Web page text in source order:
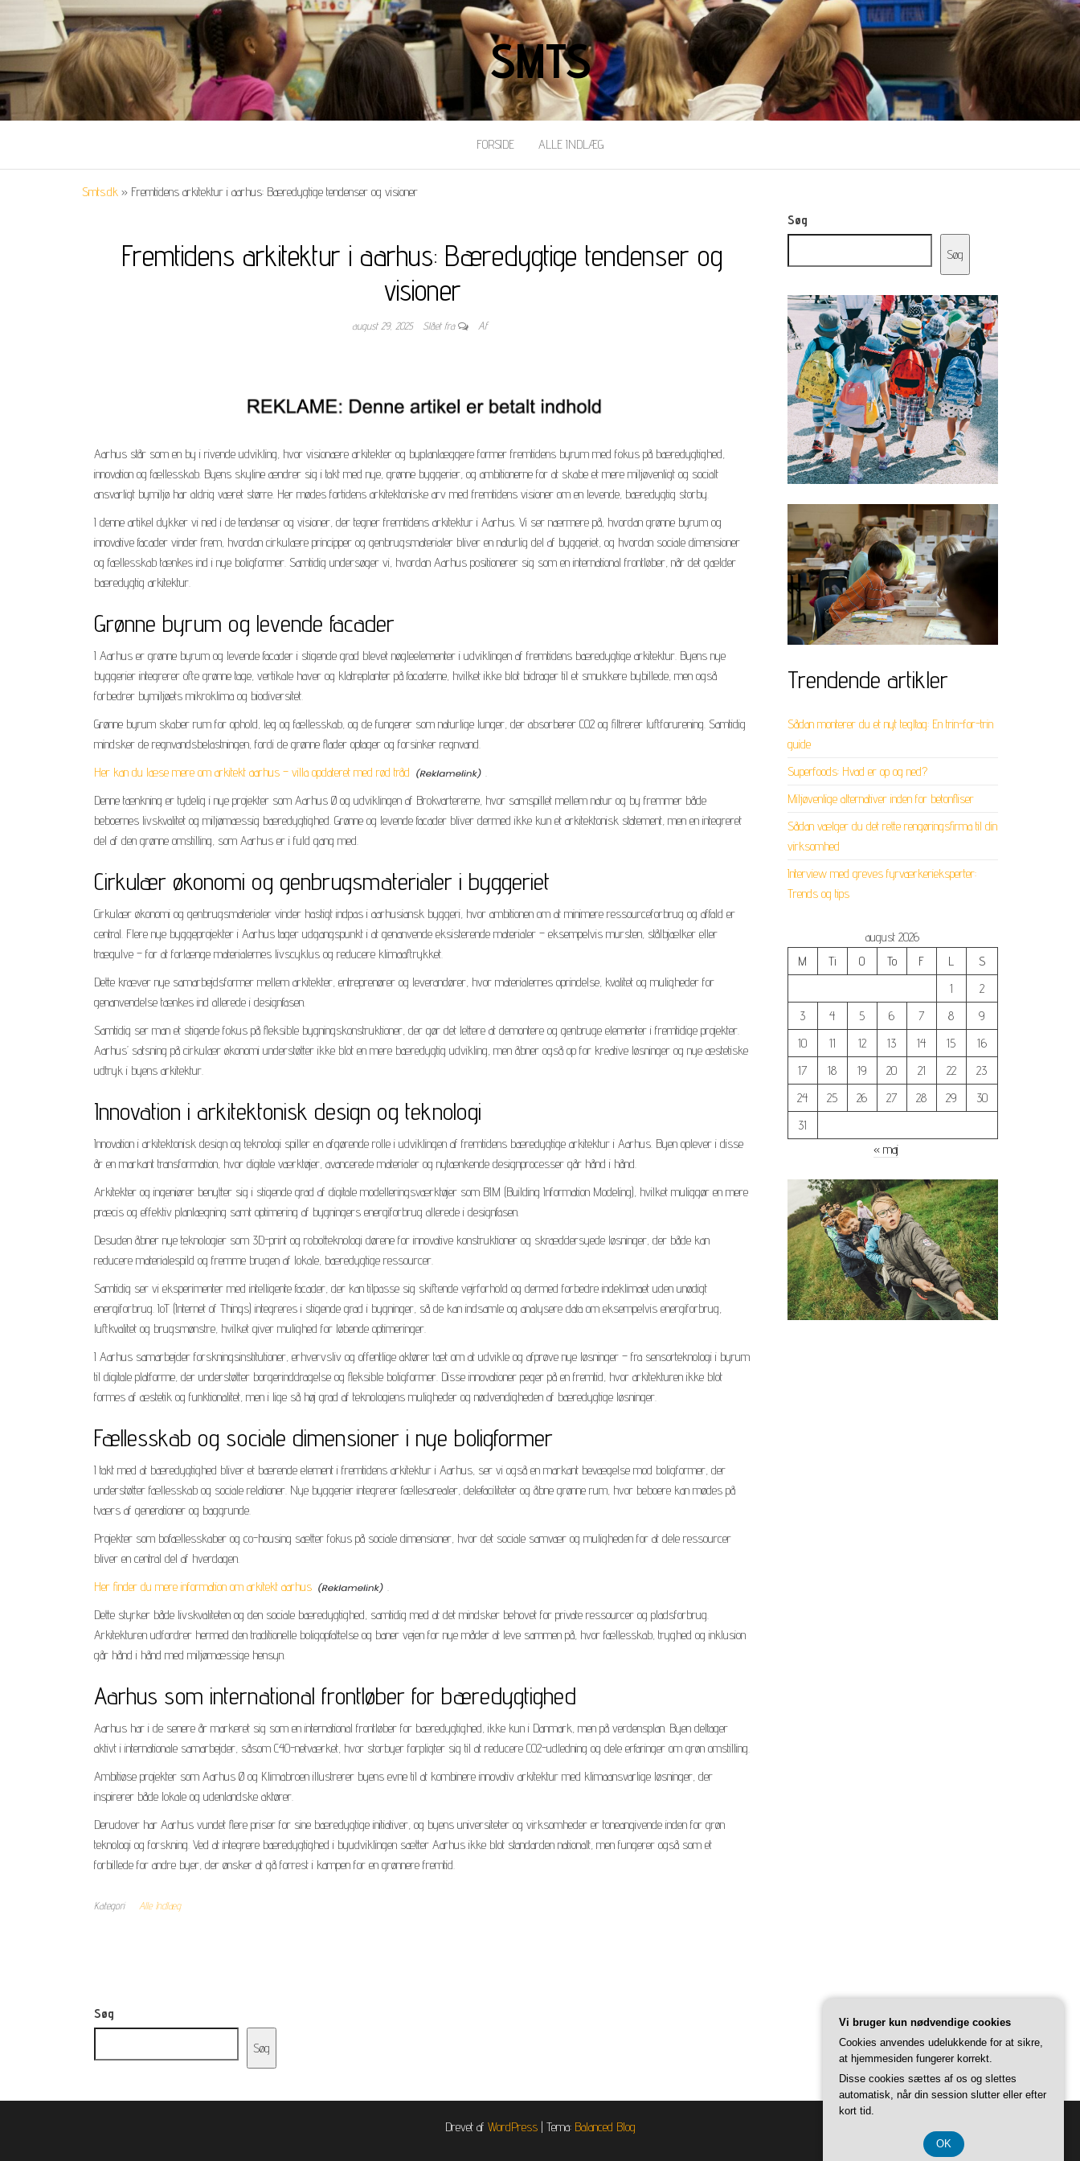
SMTS
FORSIDE ALLE INDLÆG
Smts.dk » Fremtidens arkitektur i aarhus: Bæredygtige tendenser og visioner
Fremtidens arkitektur i aarhus: Bæredygtige tendenser og
visioner
august 29, 2025 Slået fra Af
Aarhus står som en by i rivende udvikling, hvor visionære arkitekter og byplanlæggere former fremtidens byrum med fokus på bæredygtighed,
innovation og fællesskab. Byens skyline ændrer sig i takt med nye, grønne byggerier, og ambitionerne for at skabe et mere miljøvenligt og socialt
ansvarligt bymiljø har aldrig været større. Her mødes fortidens arkitektoniske arv med fremtidens visioner om en levende, bæredygtig storby.
I denne artikel dykker vi ned i de tendenser og visioner, der tegner fremtidens arkitektur i Aarhus. Vi ser nærmere på, hvordan grønne byrum og
innovative facader vinder frem, hvordan cirkulære principper og genbrugsmaterialer bliver en naturlig del af byggeriet, og hvordan sociale dimensioner
og fællesskab tænkes ind i nye boligformer. Samtidig undersøger vi, hvordan Aarhus positionerer sig som en international frontløber, når det gælder
bæredygtig arkitektur.
Grønne byrum og levende facader
I Aarhus er grønne byrum og levende facader i stigende grad blevet nøgleelementer i udviklingen af fremtidens bæredygtige arkitektur. Byens nye
byggerier integrerer ofte grønne tage, vertikale haver og klatreplanter på facaderne, hvilket ikke blot bidrager til et smukkere bybillede, men også
forbedrer bymiljøets mikroklima og biodiversitet.
Grønne byrum skaber rum for ophold, leg og fællesskab, og de fungerer som naturlige lunger, der absorberer CO2 og filtrerer luftforurening. Samtidig
mindsker de regnvandsbelastningen, fordi de grønne flader optager og forsinker regnvand.
Her kan du læse mere om arkitekt aarhus – villa opdateret med rød tråd
.
Denne tænkning er tydelig i nye projekter som Aarhus Ø og udviklingen af Brokvartererne, hvor samspillet mellem natur og by fremmer både
beboernes livskvalitet og miljømæssig bæredygtighed. Grønne og levende facader bliver dermed ikke kun et arkitektonisk statement, men en integreret
del af den grønne omstilling, som Aarhus er i fuld gang med.
Cirkulær økonomi og genbrugsmaterialer i byggeriet
Cirkulær økonomi og genbrugsmaterialer vinder hastigt indpas i aarhusiansk byggeri, hvor ambitionen om at minimere ressourceforbrug og affald er
central. Flere nye byggeprojekter i Aarhus tager udgangspunkt i at genanvende eksisterende materialer – eksempelvis mursten, stålbjælker eller
trægulve – for at forlænge materialernes livscyklus og reducere klimaaftrykket.
Dette kræver nye samarbejdsformer mellem arkitekter, entreprenører og leverandører, hvor materialernes oprindelse, kvalitet og muligheder for
genanvendelse tænkes ind allerede i designfasen.
Samtidig ser man et stigende fokus på fleksible bygningskonstruktioner, der gør det lettere at demontere og genbruge elementer i fremtidige projekter.
Aarhus’ satsning på cirkulær økonomi understøtter ikke blot en mere bæredygtig udvikling, men åbner også op for kreative løsninger og nye æstetiske
udtryk i byens arkitektur.
Innovation i arkitektonisk design og teknologi
Innovation i arkitektonisk design og teknologi spiller en afgørende rolle i udviklingen af fremtidens bæredygtige arkitektur i Aarhus. Byen oplever i disse
år en markant transformation, hvor digitale værktøjer, avancerede materialer og nytænkende designprocesser går hånd i hånd.
Arkitekter og ingeniører benytter sig i stigende grad af digitale modelleringsværktøjer som BIM (Building Information Modeling), hvilket muliggør en mere
præcis og effektiv planlægning samt optimering af bygningers energiforbrug allerede i designfasen.
Desuden åbner nye teknologier som 3D-print og robotteknologi dørene for innovative konstruktioner og skræddersyede løsninger, der både kan
reducere materialespild og fremme brugen af lokale, bæredygtige ressourcer.
Samtidig ser vi eksperimenter med intelligente facader, der kan tilpasse sig skiftende vejrforhold og dermed forbedre indeklimaet uden unødigt
energiforbrug. IoT (Internet of Things) integreres i stigende grad i bygninger, så de kan indsamle og analysere data om eksempelvis energiforbrug,
luftkvalitet og brugsmønstre, hvilket giver mulighed for løbende optimeringer.
I Aarhus samarbejder forskningsinstitutioner, erhvervsliv og offentlige aktører tæt om at udvikle og afprøve nye løsninger – fra sensorteknologi i byrum
til digitale platforme, der understøtter borgerinddragelse og fleksible boligformer. Disse innovationer peger på en fremtid, hvor arkitekturen ikke blot
formes af æstetik og funktionalitet, men i lige så høj grad af teknologiens muligheder og nødvendigheden af bæredygtige løsninger.
Fællesskab og sociale dimensioner i nye boligformer
I takt med at bæredygtighed bliver et bærende element i fremtidens arkitektur i Aarhus, ser vi også en markant bevægelse mod boligformer, der
understøtter fællesskab og sociale relationer. Nye byggerier integrerer fællesarealer, delefaciliteter og åbne grønne rum, hvor beboere kan mødes på
tværs af generationer og baggrunde.
Projekter som bofællesskaber og co-housing sætter fokus på sociale dimensioner, hvor det sociale samvær og muligheden for at dele ressourcer
bliver en central del af hverdagen.
Her finder du mere information om arkitekt aarhus
.
Dette styrker både livskvaliteten og den sociale bæredygtighed, samtidig med at det mindsker behovet for private ressourcer og pladsforbrug.
Arkitekturen udfordrer hermed den traditionelle boligopfattelse og baner vejen for nye måder at leve sammen på, hvor fællesskab, tryghed og inklusion
går hånd i hånd med miljømæssige hensyn.
Aarhus som international frontløber for bæredygtighed
Aarhus har i de senere år markeret sig som en international frontløber for bæredygtighed, ikke kun i Danmark, men på verdensplan. Byen deltager
aktivt i internationale samarbejder, såsom C40-netværket, hvor storbyer forpligter sig til at reducere CO2-udledning og dele erfaringer om grøn omstilling.
Ambitiøse projekter som Aarhus Ø og Klimabroen illustrerer byens evne til at kombinere innovativ arkitektur med klimaansvarlige løsninger, der
inspirerer både lokale og udenlandske aktører.
Derudover har Aarhus vundet flere priser for sine bæredygtige initiativer, og byens universiteter og virksomheder er toneangivende inden for grøn
teknologi og forskning. Ved at integrere bæredygtighed i byudviklingen sætter Aarhus ikke blot standarden nationalt, men fungerer også som et
forbillede for andre byer, der ønsker at gå forrest i kampen for en grønnere fremtid.
Kategori Alle Indlæg
Søg
Søg
Trendende artikler
Sådan monterer du et nyt tegltag: En trin-for-trin
guide
Superfoods: Hvad er op og ned?
Miljøvenlige alternativer inden for betonfliser
Sådan vælger du det rette rengøringsfirma til din
virksomhed
Interview med greves fyrværkerieksperter:
Trends og tips
august 2026
M
Ti O To F L
S
1
2
3
4 5 6 7 8
9
10
11 12 13 14 15
16
17
18 19 20 21 22
23
24
25 26 27 28 29
30
31
« maj
Søg
Søg
Drevet af WordPress | Tema: Balanced Blog
Vi bruger kun nødvendige cookies
Cookies anvendes udelukkende for at sikre,
at hjemmesiden fungerer korrekt.
Disse cookies sættes af os og slettes
automatisk, når din session slutter eller efter
kort tid.
OK